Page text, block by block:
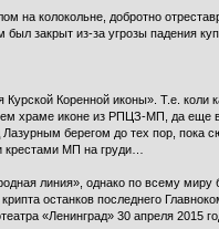
колокольне, добротно
закрыт из-за угрозы падения
Коренной иконы». Т.е.
храме иконе из РПЦЗ-МП, да еще в
берегом до тех пор, пока
МП на груди…
линия», однако по всему
останков последнего
«Ленинград» 30 апреля 2015